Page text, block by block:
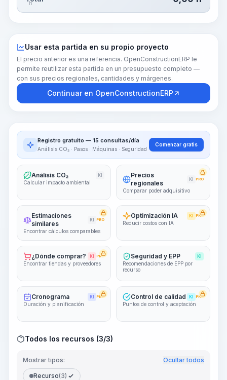
h
Usar esta partida en su propio proyecto
El precio anterior es una referencia. OpenConstructionERP le
permite reutilizar esta partida en un presupuesto completo —
con sus precios regionales, cantidades y márgenes.
Continuar en OpenConstructionERP
Registro gratuito — 15 consultas/día
Análisis CO₂ · Pasos · Máquinas · Seguridad
Comenzar gratis
Análisis CO₂ KI
Calcular impacto ambiental
Precios
regionales
KI PRO
Comparar poder adquisitivo
Estimaciones
similares
KI PRO
Encontrar cálculos comparables
Optimización IA KI PRO
Reducir costos con IA
¿Dónde comprar? KI PRO
Encontrar tiendas y proveedores
Seguridad y EPP KI
Recomendaciones de EPP por
recurso
Cronograma KI PRO
Duración y planificación
Control de calidad KI PRO
Puntos de control y aceptación
Todos los recursos (3/3)
Mostrar tipos: Ocultar todos
Recurso(3)